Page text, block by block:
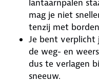
lantaarnpalen
mag je niet
tenzij met
Je bent verplicht
de weg- en
dus te verlagen
sneeuw.